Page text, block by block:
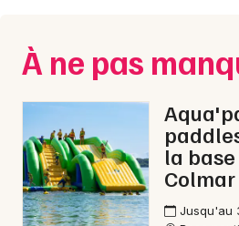
Concerts
Soirées
Sorties famille
Nice
Strasbourg
Toulouse
À ne pas
la
Colmar
Jusqu'au